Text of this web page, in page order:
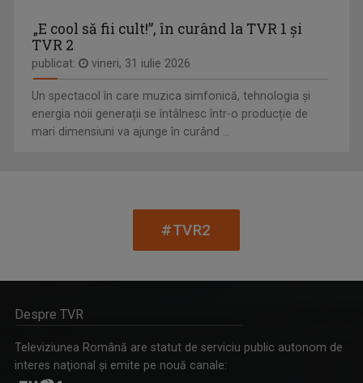
NATURĂ ŞI AVENTURĂ
O călătorie fascinantă prin cele mai sălbatice ...
„E cool să fii cult!”, în curând la TVR 1 și
TVR 2
publicat: vineri, 31 iulie 2026
Un spectacol în care muzica simfonică, tehnologia și
energia noii generații se întâlnesc într-o producție de
mari dimensiuni va ajunge în curând ...
#TVR2
Despre TVR
Televiziunea Română are statut de serviciu public autonom de
interes naţional şi emite pe nouă canale: